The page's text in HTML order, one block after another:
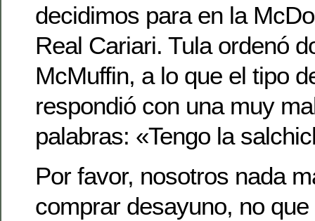
decidimos para en la
Real Cariari. Tula ordenó
McMuffin, a lo que el tipo
respondió con una muy
palabras: «Tengo la
Por favor, nosotros nada
comprar desayuno, no